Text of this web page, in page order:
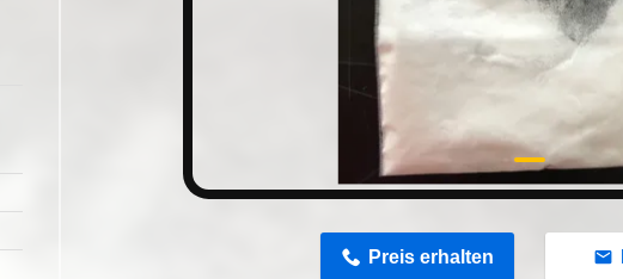
Preis erhalten